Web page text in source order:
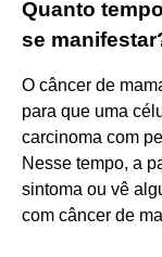
Quanto
se
O câncer de
para que uma
carcinoma com
Nesse tempo, a
sintoma ou vê
com câncer de